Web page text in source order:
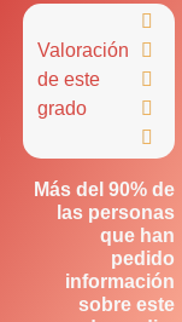
Valoración
de este
grado





Más del 90% de
las personas
que han
pedido
información
sobre este